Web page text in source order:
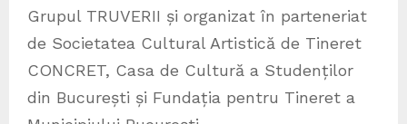
Grupul TRUVERII și organizat în parteneriat
de Societatea Cultural Artistică de Tineret
CONCRET, Casa de Cultură a Studenților
din București și Fundația pentru Tineret a